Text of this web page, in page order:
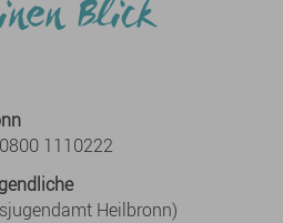
Blick
1110222
Heilbronn)